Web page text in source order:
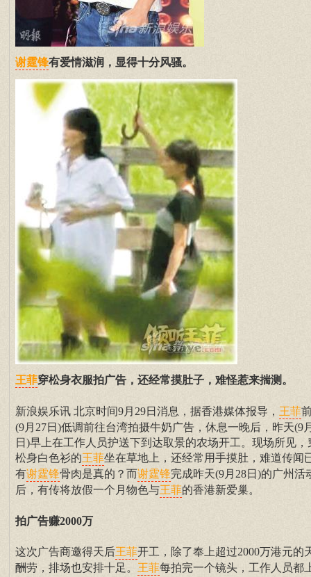
谢霆锋有爱情滋润，显得十分风骚。
王菲穿松身衣服拍广告，还经常摸肚子，难怪惹来揣测。
新浪娱乐讯 北京时间9月29日消息，据香港媒体报导， 王菲
(9月27日)低调前往台湾拍摄牛奶广告，休息一晚后，昨天(9
日)早上在工作人员护送下到达取景的农场开工。现场所见，
松身白色衫的王菲坐在草地上，还经常用手摸肚，难道传闻
有谢霆锋骨肉是真的？而谢霆锋完成昨天(9月28日)的广州活
后，有传将放假一个月物色与王菲的香港新爱巢。
拍广告赚2000万
这次广告商邀得天后王菲开工，除了奉上超过2000万港元的
酬劳，排场也安排十足。 王菲每拍完一个镜头，工作人员都